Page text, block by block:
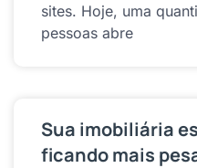
sites. Hoje, uma
pessoas abre
Sua imobiliária
ficando mais